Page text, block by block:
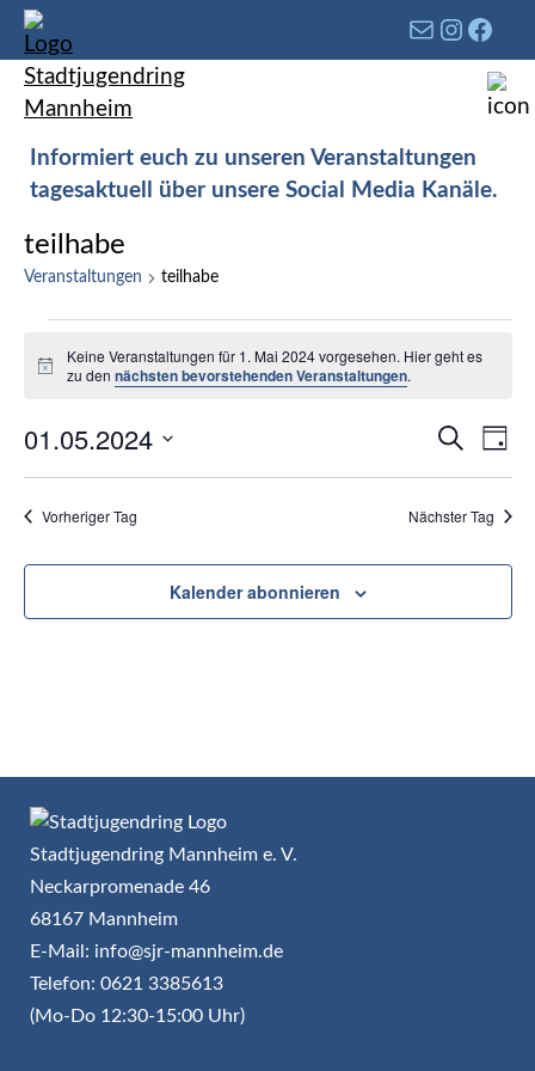
Informiert euch zu unseren Veranstaltungen
tagesaktuell über unsere Social Media Kanäle.
teilhabe
Veranstaltungen teilhabe
Hinweis
Keine Veranstaltungen für 1. Mai 2024 vorgesehen. Hier geht es
zu den nächsten bevorstehenden Veranstaltungen.
Such-
Suche
Tag
01.05.2024
Datum
wählen.
Vorheriger Tag Nächster Tag
Kalender abonnieren
Stadtjugendring Mannheim e. V.
Neckarpromenade 46
68167 Mannheim
E-Mail: info@sjr-mannheim.de
Telefon: 0621 3385613
(Mo-Do 12:30-15:00 Uhr)